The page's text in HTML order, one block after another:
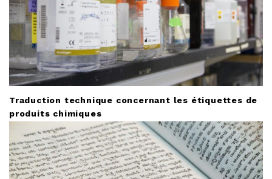
Traduction technique concernant les étiquettes de
produits chimiques